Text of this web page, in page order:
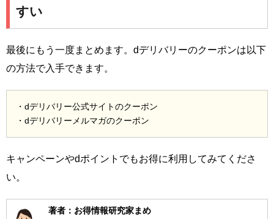
すい
最後にもう一度まとめます。dデリバリーのクーポンは以下
の方法で入手できます。
・dデリバリー公式サイトのクーポン
・dデリバリーメルマガのクーポン
キャンペーンやdポイントでもお得に利用してみてくださ
い。
著者：お得情報研究家まめ